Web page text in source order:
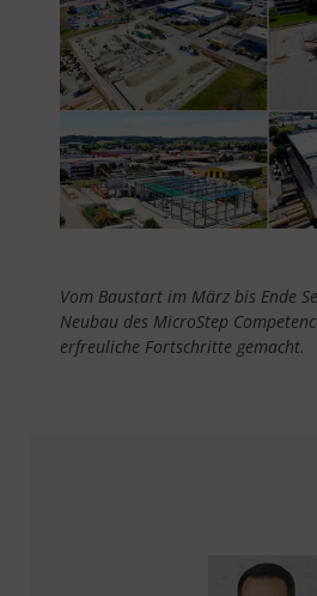
Vom Baustart im März bis Ende
Neubau des MicroStep
erfreuliche Fortschritte gemacht.